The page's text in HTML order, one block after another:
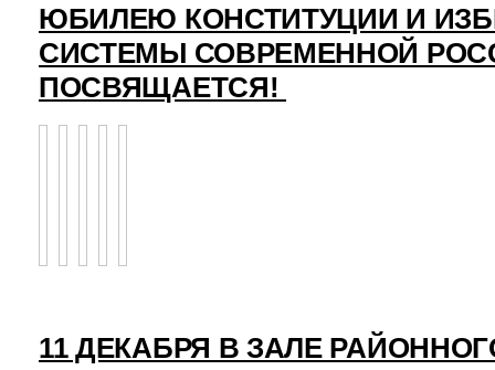
ЮБИЛЕЮ КОНСТИТУЦИИ И
СИСТЕМЫ СОВРЕМЕННОЙ
ПОСВЯЩАЕТСЯ!
11 ДЕКАБРЯ В ЗАЛЕ